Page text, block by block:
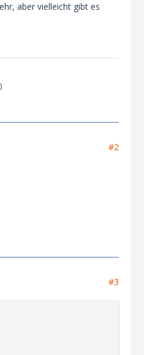
aber vielleicht gibt es
)
#2
#3